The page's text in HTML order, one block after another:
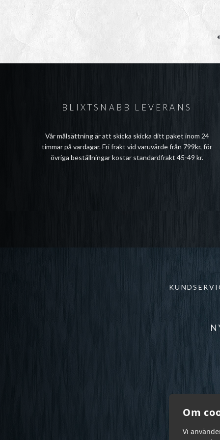
Om
Vi
BLIXTSNABB LEVERANS
Vår målsättning är att skicka skicka ditt paket inom 24
timmar på vardagar. Fri frakt vid varuvärde från 799kr, för
övriga beställningar kostar standardfrakt 45-49 kr.